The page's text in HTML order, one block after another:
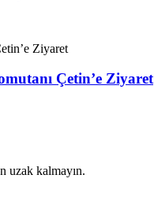
Çetin’e Ziyaret
uzak kalmayın.